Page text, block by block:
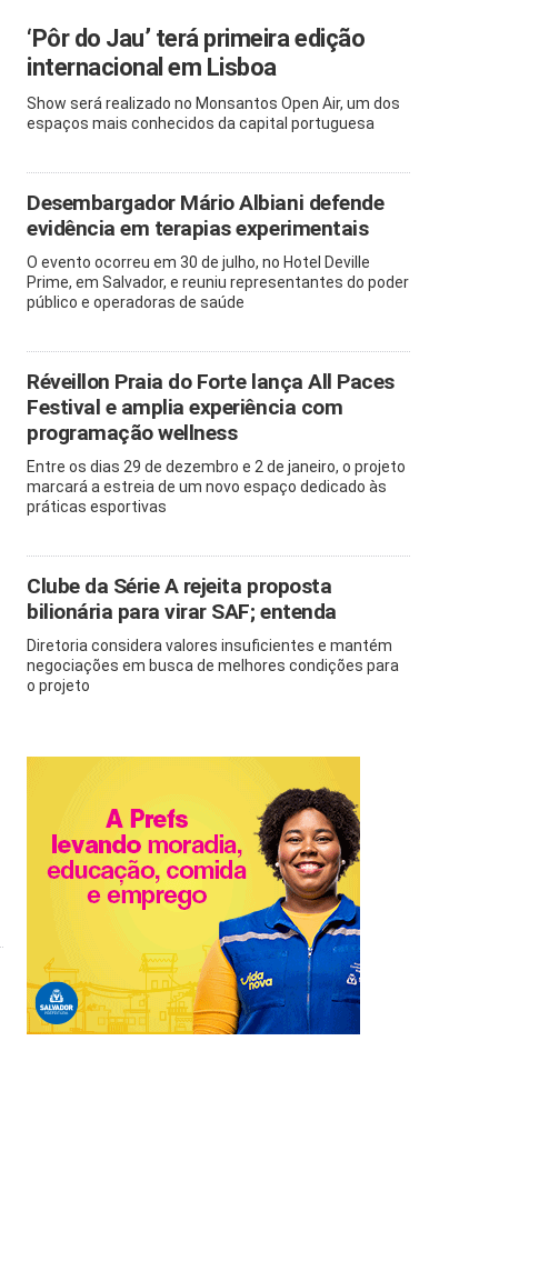
‘Pôr do Jau’ terá primeira edição
internacional em Lisboa
Show será realizado no Monsantos Open Air, um dos
espaços mais conhecidos da capital portuguesa
Desembargador Mário Albiani defende
evidência em terapias experimentais
O evento ocorreu em 30 de julho, no Hotel Deville
Prime, em Salvador, e reuniu representantes do poder
público e operadoras de saúde
Réveillon Praia do Forte lança All Paces
Festival e amplia experiência com
programação wellness
Entre os dias 29 de dezembro e 2 de janeiro, o projeto
marcará a estreia de um novo espaço dedicado às
práticas esportivas
Clube da Série A rejeita proposta
bilionária para virar SAF; entenda
Diretoria considera valores insuficientes e mantém
negociações em busca de melhores condições para
o projeto